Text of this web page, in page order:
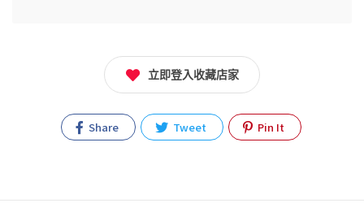
立即登入收藏店家
Share Tweet Pin It